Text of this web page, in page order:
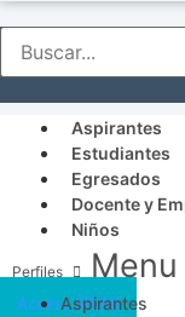
Aspirantes
Estudiantes
Egresados
Docente y
Niños
Menu
Aspirantes
Acceso SICAU